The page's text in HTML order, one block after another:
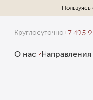
Круглосуточно+7 495
О нас Направления